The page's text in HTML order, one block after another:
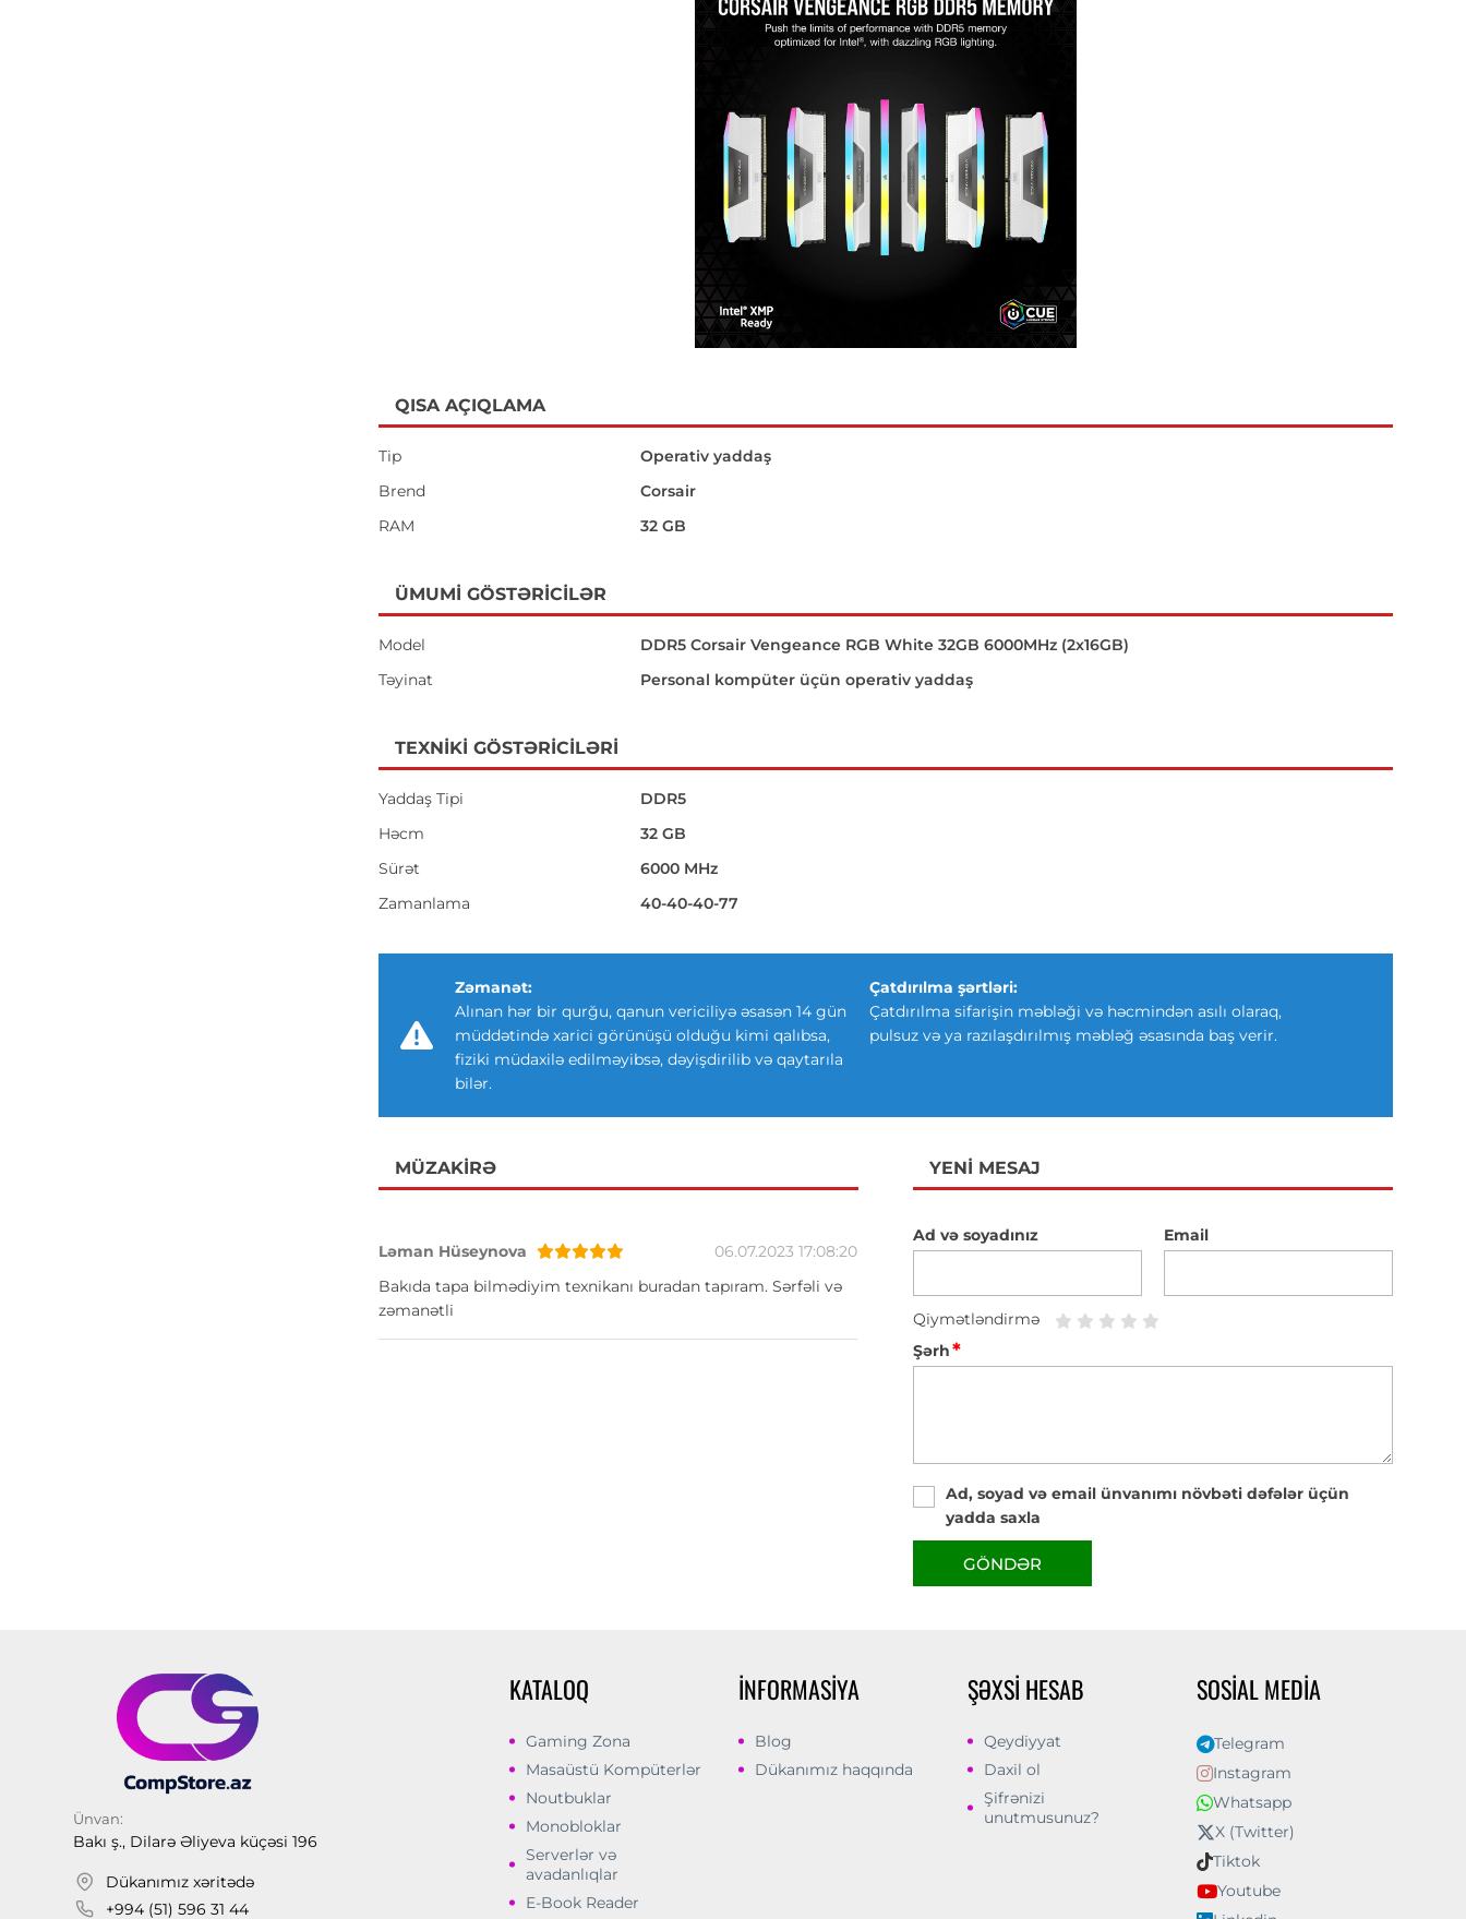
QISA AÇIQLAMA
Tip
Operativ yaddaş
Brend
Corsair
RAM
32 GB
ÜMUMI GÖSTƏRICILƏR
Model
DDR5 Corsair Vengeance RGB White 32GB 6000MHz (2x16GB)
Təyinat
Personal kompüter üçün operativ yaddaş
TEXNIKI GÖSTƏRICILƏRI
Yaddaş Tipi
DDR5
Həcm
32 GB
Sürət
6000 MHz
Zamanlama
40-40-40-77
Zəmanət:
Alınan hər bir qurğu, qanun vericiliyə əsasən 14 gün
müddətində xarici görünüşü olduğu kimi qalıbsa,
fiziki müdaxilə edilməyibsə, dəyişdirilib və qaytarıla
bilər.
Çatdırılma şərtləri:
Çatdırılma sifarişin məbləği və həcmindən asılı olaraq,
pulsuz və ya razılaşdırılmış məbləğ əsasında baş verir.
MÜZAKIRƏ
Ləman Hüseynova
06.07.2023 17:08:20
Bakıda tapa bilmədiyim texnikanı buradan tapıram. Sərfəli və
zəmanətli
YENI MESAJ
Ad və soyadınız Email
Qiymətləndirmə
Şərh*
Ad, soyad və email ünvanımı növbəti dəfələr üçün
yadda saxla
GÖNDƏR
Ünvan:
Bakı ş., Dilarə Əliyeva küçəsi 196
Dükanımız xəritədə
+994 (51) 596 31 44
KATALOQ
Gaming Zona
Masaüstü Kompüterlər
Noutbuklar
Monobloklar
Serverlər və
avadanlıqlar
E-Book Reader
İNFORMASIYA
Blog
Dükanımız haqqında
ŞƏXSI HESAB
Qeydiyyat
Daxil ol
Şifrənizi
unutmusunuz?
SOSIAL MEDIA
Telegram
Instagram
Whatsapp
X (Twitter)
Tiktok
Youtube